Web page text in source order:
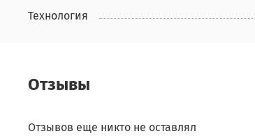
Технология
Отзывы
Отзывов еще никто не оставлял